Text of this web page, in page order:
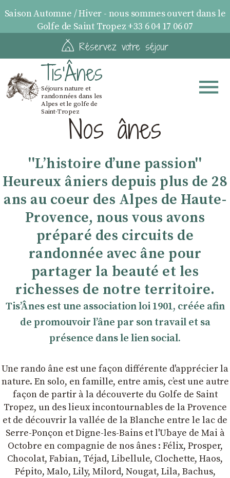
Saison Automne / Hiver - nous sommes ouvert dans le
Golfe de Saint Tropez +33 6 04 17 06 07
Réservez votre séjour
Tis'Ânes
Séjours nature et
randonnées dans les
Alpes et le golfe de
Saint-TropezNos ânes
''Lʼhistoire dʼune passion''
Heureux âniers depuis plus de 28
ans au coeur des Alpes de Haute-
Provence, nous vous avons
préparé des circuits de
randonnée avec âne pour
partager la beauté et les
richesses de notre territoire.
TisʼÂnes est une association loi 1901, créée afin
de promouvoir lʼâne par son travail et sa
présence dans le lien social.
Une rando âne est une façon différente d'apprécier la
nature. En solo, en famille, entre amis, cʼest une autre
façon de partir à la découverte du Golfe de Saint
Tropez, un des lieux incontournables de la Provence
et de découvrir la vallée de la Blanche entre le lac de
Serre-Ponçon et Digne-les-Bains et l'Ubaye de Mai à
Octobre en compagnie de nos ânes : Félix, Prosper,
Chocolat, Fabian, Téjad, Libellule, Clochette, Haos,
Pépito, Malo, Lily, Milord, Nougat, Lila, Bachus,